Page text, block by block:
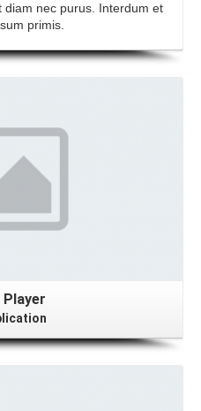
nec purus. Interdum et
primis.
Player